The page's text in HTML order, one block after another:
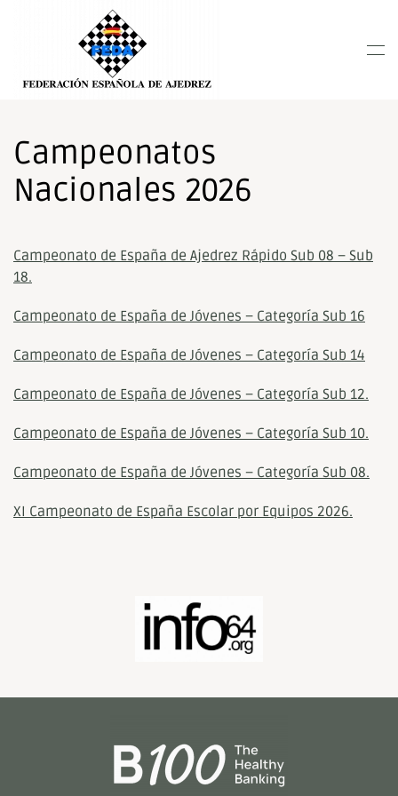
sistema
de
accesibilidad.
Skip to main content
Campeonatos
Nacionales 2026
Campeonato de España de Ajedrez Rápido Sub 08 – Sub
18.
Campeonato de España de Jóvenes – Categoría Sub 16
Campeonato de España de Jóvenes – Categoría Sub 14
Campeonato de España de Jóvenes – Categoría Sub 12.
Campeonato de España de Jóvenes – Categoría Sub 10.
Campeonato de España de Jóvenes – Categoría Sub 08.
XI Campeonato de España Escolar por Equipos 2026.